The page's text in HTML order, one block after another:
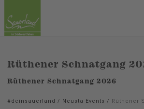
Rüthener Schnatgang
Rüthener Schnatgang 2026
#deinsauerland / Neusta Events / Rüthener